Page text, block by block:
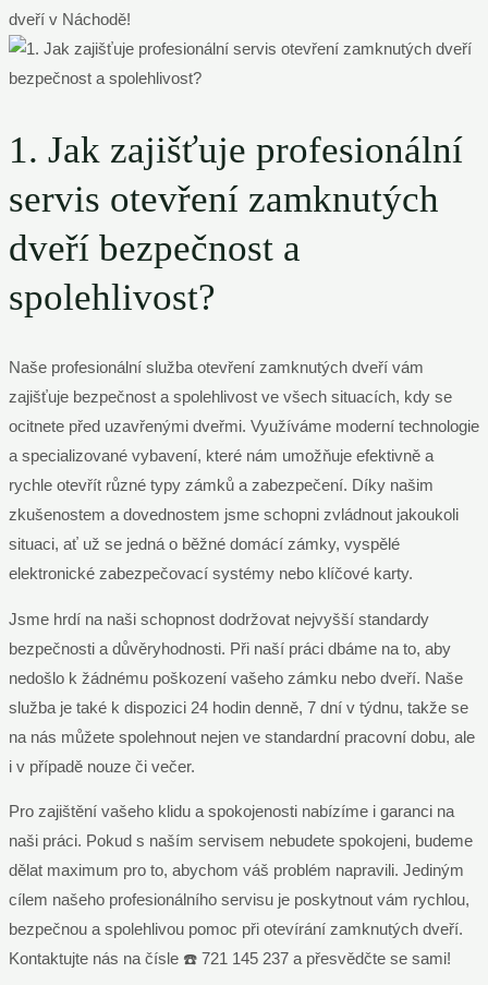
dveří v Náchodě!
1. Jak zajišťuje profesionální
servis otevření zamknutých
dveří bezpečnost a
spolehlivost?
Naše profesionální služba otevření zamknutých dveří vám
zajišťuje bezpečnost a spolehlivost ve všech situacích, kdy se
ocitnete před uzavřenými dveřmi. Využíváme moderní technologie
a specializované vybavení, které nám umožňuje efektivně a
rychle otevřít různé typy zámků a zabezpečení. Díky našim
zkušenostem a dovednostem jsme schopni zvládnout jakoukoli
situaci, ať už se jedná o běžné domácí zámky, vyspělé
elektronické zabezpečovací systémy nebo klíčové karty.
Jsme hrdí na naši schopnost dodržovat nejvyšší standardy
bezpečnosti a důvěryhodnosti. Při naší práci dbáme na to, aby
nedošlo k žádnému poškození vašeho zámku nebo dveří. Naše
služba je také k dispozici 24 hodin denně, 7 dní v týdnu, takže se
na nás můžete spolehnout nejen ve standardní pracovní dobu, ale
i v případě nouze či večer.
Pro zajištění vašeho klidu a spokojenosti nabízíme i garanci na
naši práci. Pokud s naším servisem nebudete spokojeni, budeme
dělat maximum pro to, abychom váš problém napravili. Jediným
cílem našeho profesionálního servisu je poskytnout vám rychlou,
bezpečnou a spolehlivou pomoc při otevírání zamknutých dveří.
Kontaktujte nás na čísle ☎️ 721 145 237 a přesvědčte se sami!